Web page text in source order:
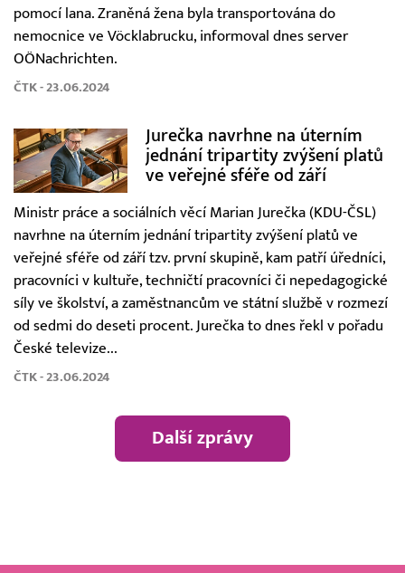
pomocí lana. Zraněná žena byla transportována do
nemocnice ve Vöcklabrucku, informoval dnes server
OÖNachrichten.
ČTK - 23.06.2024
Jurečka navrhne na úterním
jednání tripartity zvýšení platů
ve veřejné sféře od září
Ministr práce a sociálních věcí Marian Jurečka (KDU-ČSL)
navrhne na úterním jednání tripartity zvýšení platů ve
veřejné sféře od září tzv. první skupině, kam patří úředníci,
pracovníci v kultuře, techničtí pracovníci či nepedagogické
síly ve školství, a zaměstnancům ve státní službě v rozmezí
od sedmi do deseti procent. Jurečka to dnes řekl v pořadu
České televize...
ČTK - 23.06.2024
Další zprávy